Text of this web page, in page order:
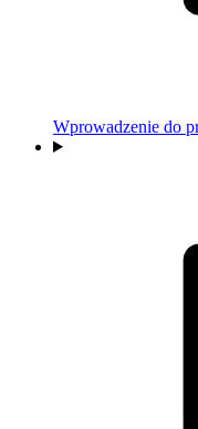
Wprowadzenie do